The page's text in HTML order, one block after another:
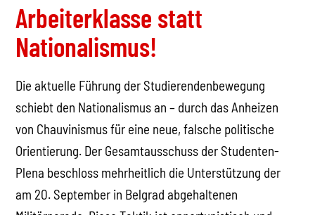
Arbeiterklasse statt
Nationalismus!
Die aktuelle Führung der Studierendenbewegung
schiebt den Nationalismus an – durch das Anheizen
von Chauvinismus für eine neue, falsche politische
Orientierung. Der Gesamtausschuss der Studenten-
Plena beschloss mehrheitlich die Unterstützung der
am 20. September in Belgrad abgehaltenen